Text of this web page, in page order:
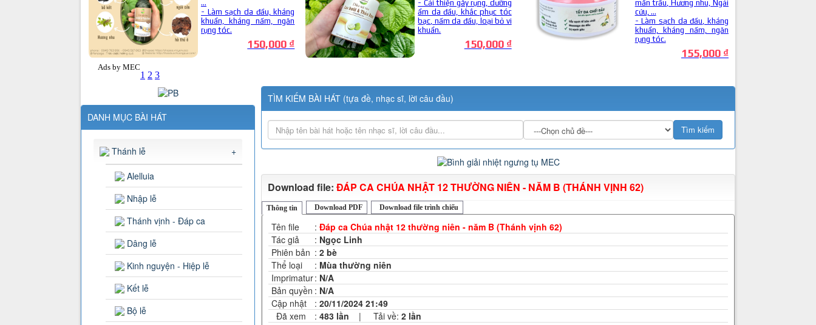
DANH MỤC BÀI HÁT
Thánh lễ +
Alelluia
Nhập lễ
Thánh vịnh - Đáp ca
Dâng lễ
Kinh nguyện - Hiệp lễ
Kết lễ
Bộ lễ
TÌM KIẾM BÀI HÁT (tựa đề, nhạc sĩ, lời câu đầu)
Download file: ĐÁP CA CHÚA NHẬT 12 THƯỜNG NIÊN - NĂM B (THÁNH VỊNH 62)
Thông tin Download PDF Download file trình chiếu
Tên file : Đáp ca Chúa nhật 12 thường niên - năm B (Thánh vịnh 62)
Tác giả
: Ngọc Linh
Phiên bản : 2 bè
Thể loại
: Mùa thường niên
Imprimatur: N/A
Bản quyền : N/A
Cập nhật
: 20/11/2024 21:49
Đã xem
: 483 lần | Tải về: 2 lần